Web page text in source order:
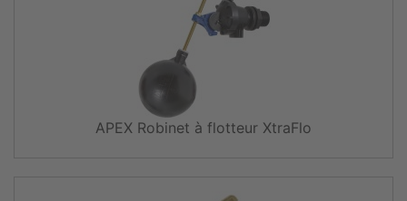
APEX Robinet à flotteur XtraFlo